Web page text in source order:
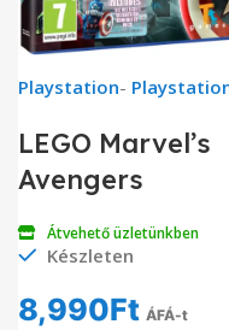
Playstation-
LEGO Marvel’s
Avengers
Átvehető üzletünkben
Készleten
8,990Ft ÁFÁ-t